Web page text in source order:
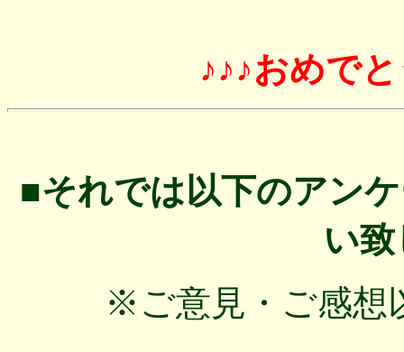
♪♪♪おめで
■それでは以下のアン
い
※ご意見・ご感想